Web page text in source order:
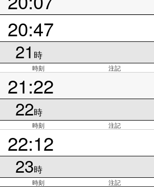
20:47
21 時
時刻 注記
21:22
22時
時刻 注記
22:12
23時
時刻 注記